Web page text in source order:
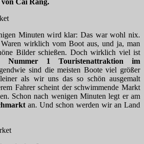
Cai Rang.
Minuten wird klar: Das war wohl nix.
wirklich vom Boot aus, und ja, man
Bilder schießen. Doch wirklich viel ist
Nummer 1 Touristenattraktion im
sind die meisten Boote viel größer
als wir uns das so schön ausgemalt
Fahrer scheint der schwimmende Markt
Schon nach wenigen Minuten legt er am
an. Und schon werden wir an Land